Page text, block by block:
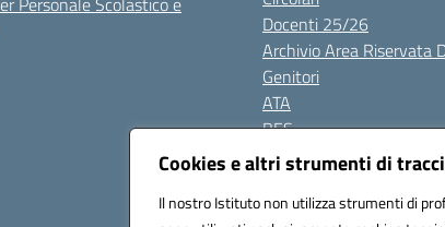
Cookies e altri strumenti di
Il nostro Istituto non utilizza strumenti di
Docenti 25/26
Archivio Area Riservata
Genitori
ATA
BES
Modulistica
Gallery